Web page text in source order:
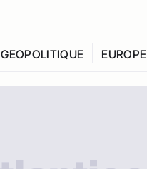
GEOPOLITIQUE EUROPE